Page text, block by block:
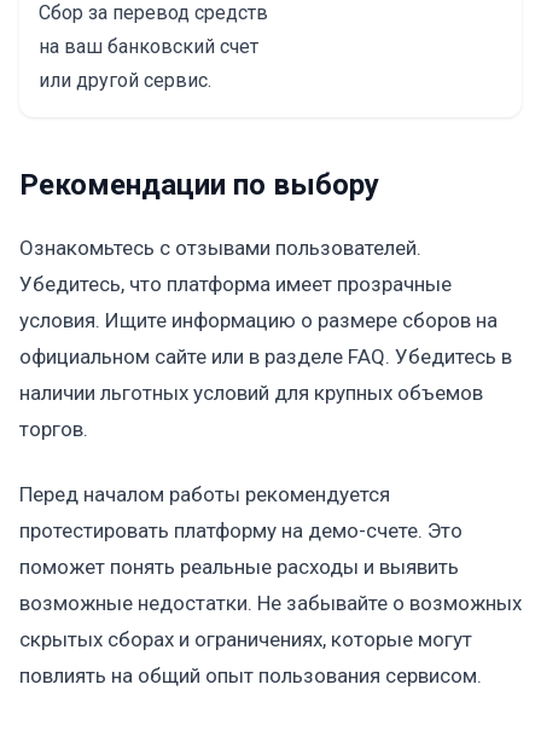
Сбор за перевод средств
на ваш банковский счет
или другой сервис.
Рекомендации по выбору
Ознакомьтесь с отзывами пользователей.
Убедитесь, что платформа имеет прозрачные
условия. Ищите информацию о размере сборов на
официальном сайте или в разделе FAQ. Убедитесь в
наличии льготных условий для крупных объемов
торгов.
Перед началом работы рекомендуется
протестировать платформу на демо-счете. Это
поможет понять реальные расходы и выявить
возможные недостатки. Не забывайте о возможных
скрытых сборах и ограничениях, которые могут
повлиять на общий опыт пользования сервисом.